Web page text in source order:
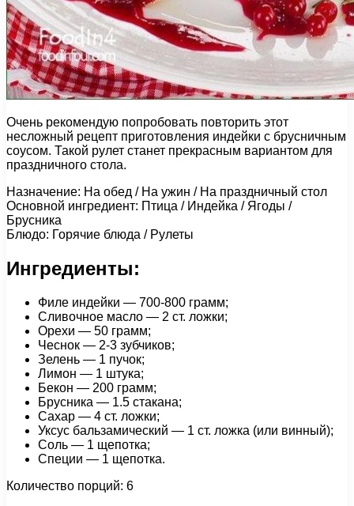
Очень рекомендую попробовать повторить этот
несложный рецепт приготовления индейки с брусничным
соусом. Такой рулет станет прекрасным вариантом для
праздничного стола.
Назначение: На обед / На ужин / На праздничный стол
Основной ингредиент: Птица / Индейка / Ягоды /
Брусника
Блюдо: Горячие блюда / Рулеты
Ингредиенты:
Филе индейки — 700-800 грамм;
Сливочное масло — 2 ст. ложки;
Орехи — 50 грамм;
Чеснок — 2-3 зубчиков;
Зелень — 1 пучок;
Лимон — 1 штука;
Бекон — 200 грамм;
Брусника — 1.5 стакана;
Сахар — 4 ст. ложки;
Уксус бальзамический — 1 cт. ложка (или винный);
Соль — 1 щепотка;
Специи — 1 щепотка.
Количество порций: 6